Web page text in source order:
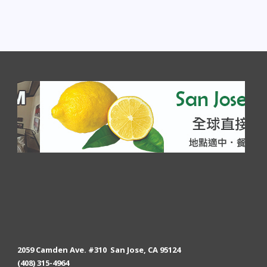
2059 Camden Ave. #310 San Jose, CA 95124
(408) 315-4964